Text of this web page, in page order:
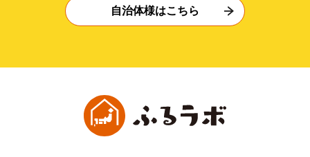
自治体様はこちら